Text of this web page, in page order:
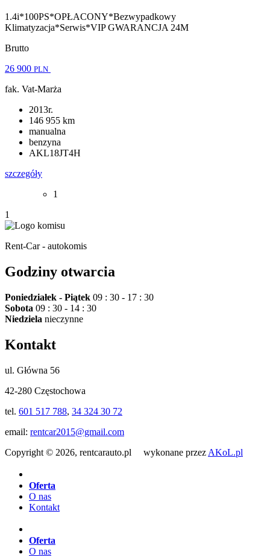
1.4i*100PS*OPŁACONY*Bezwypadkowy
Klimatyzacja*Serwis*VIP GWARANCJA 24M
Brutto
26 900 PLN
fak. Vat-Marża
2013r.
146 955 km
manualna
benzyna
AKL18JT4H
szczegóły
1
1
Rent-Car - autokomis
Godziny otwarcia
Poniedziałek - Piątek 09 : 30 - 17 : 30
Sobota 09 : 30 - 14 : 30
Niedziela nieczynne
Kontakt
ul. Główna 56
42-280 Częstochowa
tel. 601 517 788, 34 324 30 72
email: rentcar2015@gmail.com
Copyright © 2026, rentcarauto.pl wykonane przez AKoL.pl
Oferta
O nas
Kontakt
Oferta
O nas